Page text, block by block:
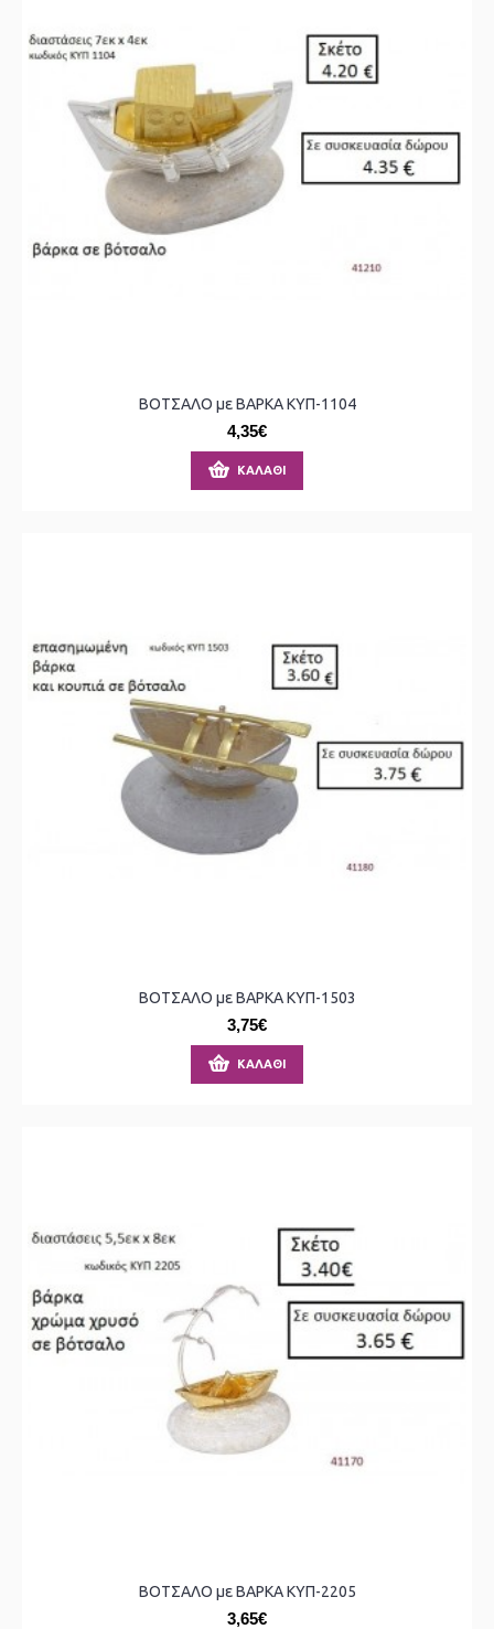
ΒΟΤΣΑΛΟ με ΒΑΡΚΑ ΚΥΠ-1104
4,35€
ΚΑΛΆΘΙ
ΒΟΤΣΑΛΟ με ΒΑΡΚΑ ΚΥΠ-1503
3,75€
ΚΑΛΆΘΙ
ΒΟΤΣΑΛΟ με ΒΑΡΚΑ ΚΥΠ-2205
3,65€